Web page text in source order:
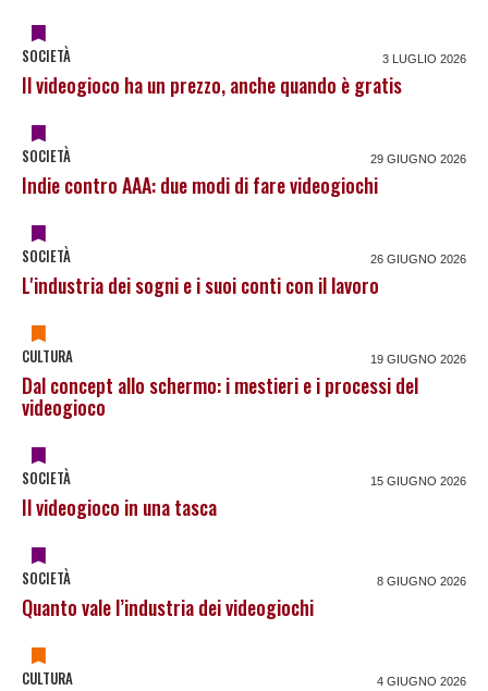
SOCIETÀ 3 LUGLIO 2026
Il videogioco ha un prezzo, anche quando è gratis
SOCIETÀ 29 GIUGNO 2026
Indie contro AAA: due modi di fare videogiochi
SOCIETÀ 26 GIUGNO 2026
L'industria dei sogni e i suoi conti con il lavoro
CULTURA 19 GIUGNO 2026
Dal concept allo schermo: i mestieri e i processi del
videogioco
SOCIETÀ 15 GIUGNO 2026
Il videogioco in una tasca
SOCIETÀ 8 GIUGNO 2026
Quanto vale l’industria dei videogiochi
CULTURA 4 GIUGNO 2026